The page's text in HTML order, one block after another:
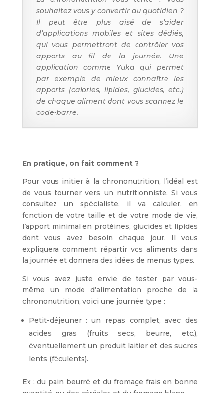
souhaitez vous y convertir au quotidien ?
Il peut être plus aisé de s’aider
d’applications mobiles et sites dédiés,
qui vous permettront de contrôler vos
apports au fil de la journée. Une
application comme Yuka qui permet
par exemple de mieux connaître les
apports (calories, lipides, glucides, etc.)
de chaque aliment dont vous scannez le
code-barre.
En pratique, on fait comment ?
Pour vous initier à la chrononutrition, l’idéal est
de vous tourner vers un nutritionniste. Si vous
consultez un spécialiste, il va calculer, en
fonction de votre taille et de votre mode de vie,
l’apport minimal en protéines, glucides et lipides
dont vous avez besoin chaque jour. Il vous
expliquera comment répartir vos aliments dans
la journée et donnera des idées de menus types.
Si vous avez juste envie de tester par vous-
même un mode d’alimentation proche de la
chrononutrition, voici une journée type :
Petit-déjeuner : un repas complet, avec des
acides gras (fruits secs, beurre, etc.),
éventuellement un produit laitier et des sucres
lents (féculents).
Ex : du pain beurré et du fromage frais en bonne